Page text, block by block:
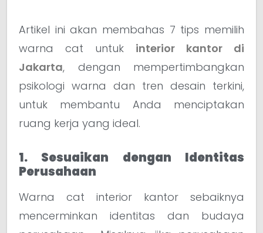
Artikel ini akan membahas 7 tips memilih
warna cat untuk interior kantor di
Jakarta, dengan mempertimbangkan
psikologi warna dan tren desain terkini,
untuk membantu Anda menciptakan
ruang kerja yang ideal.
1. Sesuaikan dengan Identitas
Perusahaan
Warna cat interior kantor sebaiknya
mencerminkan identitas dan budaya